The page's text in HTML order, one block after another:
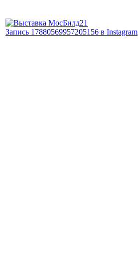
Запись 17880569957205156 в Instagram